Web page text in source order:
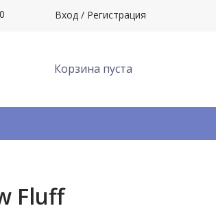
Вход / Регистрация
Корзина пуста
Fluff